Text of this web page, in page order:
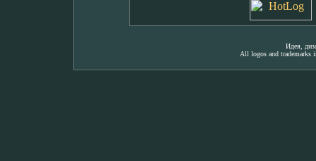
Идея,
All logos and trademarks